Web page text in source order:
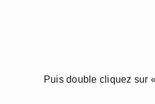
Puis double cliquez sur